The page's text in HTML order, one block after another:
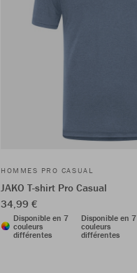
HOMMES PRO CASUAL
JAKO T-shirt Pro Casual
34,99 €
Disponible en 7
couleurs
différentes
Disponible en 7
couleurs
différentes